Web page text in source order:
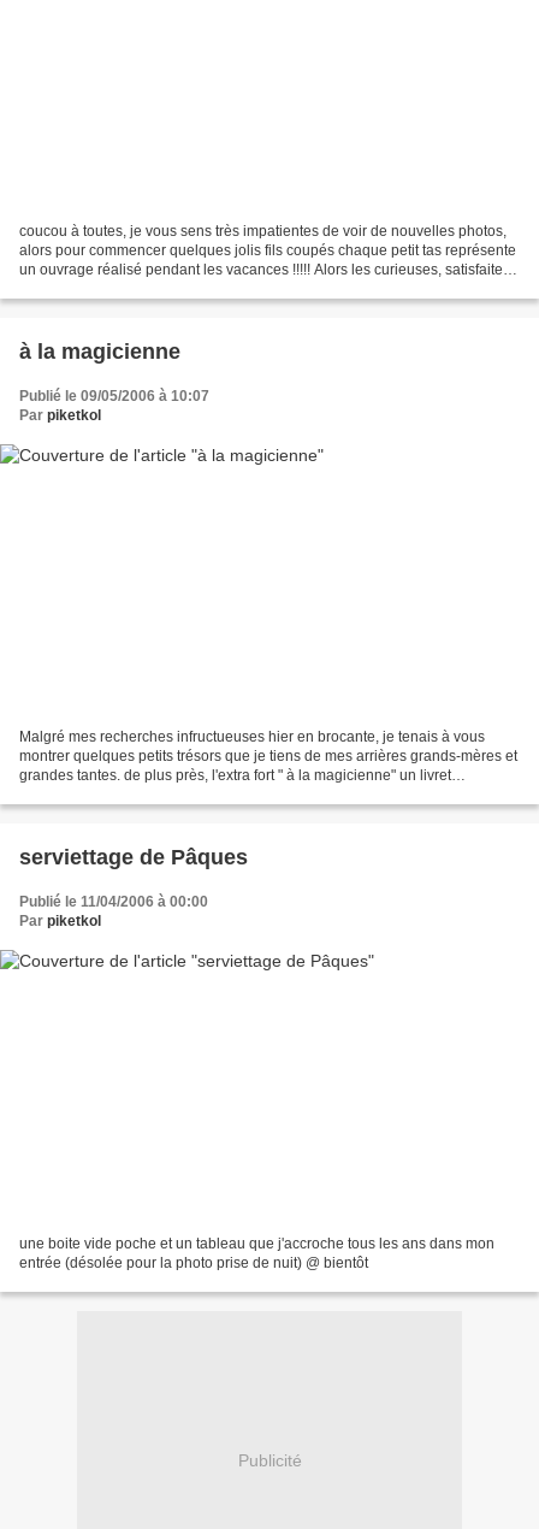
coucou à toutes, je vous sens très impatientes de voir de nouvelles photos,
alors pour commencer quelques jolis fils coupés chaque petit tas représente
un ouvrage réalisé pendant les vacances !!!!! Alors les curieuses, satisfaites
à la magicienne
Publié le 09/05/2006 à 10:07
Par piketkol
Malgré mes recherches infructueuses hier en brocante, je tenais à vous
montrer quelques petits trésors que je tiens de mes arrières grands-mères et
grandes tantes. de plus près, l'extra fort " à la magicienne" un livret
serviettage de Pâques
Publié le 11/04/2006 à 00:00
Par piketkol
une boite vide poche et un tableau que j'accroche tous les ans dans mon
entrée (désolée pour la photo prise de nuit) @ bientôt
Publicité